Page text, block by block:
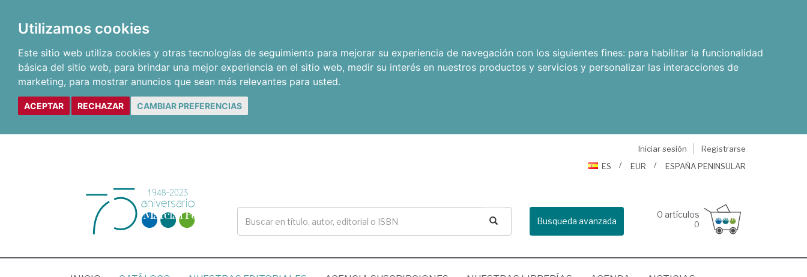
Utilizamos cookies
Este sitio web utiliza cookies y otras tecnologías de seguimiento para mejorar su experiencia de navegación con los siguientes fines: para habilitar la funcionalidad
básica del sitio web, para brindar una mejor experiencia en el sitio web, medir su interés en nuestros productos y servicios y personalizar las interacciones de
marketing, para mostrar anuncios que sean más relevantes para usted.
ACEPTAR RECHAZAR CAMBIAR PREFERENCIAS
Iniciar sesión
Registrarse
ES
EUR ESPAÑA PENINSULAR
Busqueda avanzada
0 artículos
0